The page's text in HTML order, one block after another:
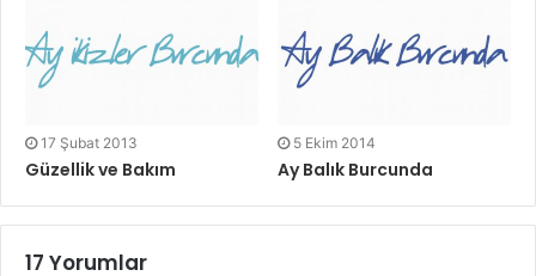
17 Şubat 2013
Güzellik ve Bakım
5 Ekim 2014
Ay Balık Burcunda
17 Yorumlar